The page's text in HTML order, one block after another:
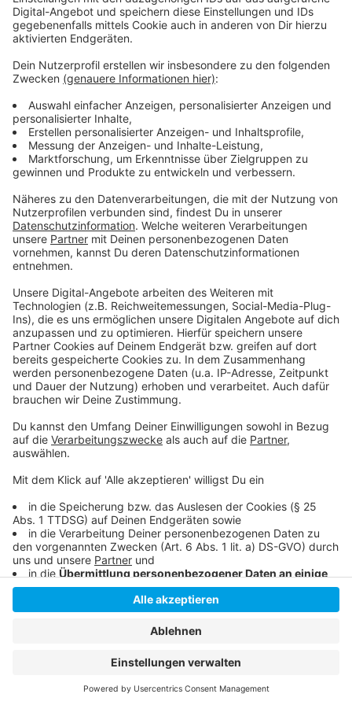
Anzeige
Die Schnelltests kosten ab Freitag auch in unserer
Stadt drei Euro. Ausnahmen sind Besuche von
Großveranstaltungen, das Freitesten nach einer
Infektion sowie die nachgewiesene Infektion einer
Person aus dem eigenen Haushalt.
Anzeige
Weitere Infos und Links zum Thema
Anzeige
Wer hat Anspruch auf einen kostenlosen Test und
weitere Infos sind hier zusammen gefasst
Die Nachfrage nach Schnelltests ist hoch
Die Impf- und Testmöglichkeiten in unserer Stadt
Anzeige
Anzeige